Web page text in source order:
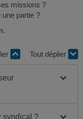
missions ?
partie ?
Tout déplier
syndical ?